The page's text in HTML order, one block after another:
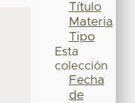
Título
Materia
Tipo
Esta
colección
Fecha
de